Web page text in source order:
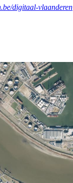
digitaal-vlaanderen